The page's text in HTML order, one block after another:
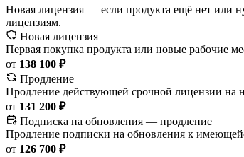
Новая лицензия — если продукта ещё нет или
лицензиям.
Новая лицензия
Первая покупка продукта или новые рабочие
от 138 100 ₽
Продление
Продление действующей срочной лицензии на
от 131 200 ₽
Подписка на обновления — продление
Продление подписки на обновления к
от 126 700 ₽